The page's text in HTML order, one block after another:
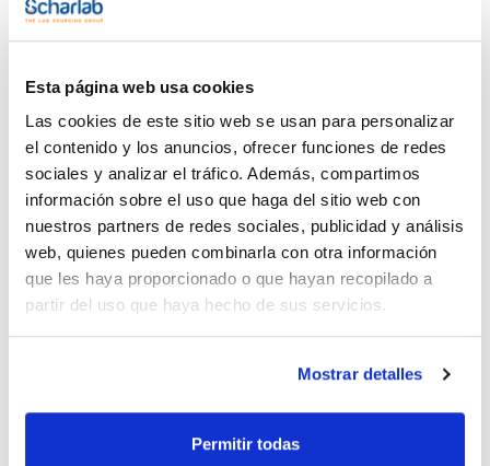
Esta página web usa cookies
Las cookies de este sitio web se usan para personalizar
el contenido y los anuncios, ofrecer funciones de redes
sociales y analizar el tráfico. Además, compartimos
información sobre el uso que haga del sitio web con
nuestros partners de redes sociales, publicidad y análisis
web, quienes pueden combinarla con otra información
que les haya proporcionado o que hayan recopilado a
partir del uso que haya hecho de sus servicios.
Mostrar detalles
Permitir todas
Medio sólido para la detección y aislamiento de
Alicyclobacillus en jugos de frutas y otros alimentos ácidos,
según el Método nº 12 de la Norma IFU.
HCl 1N.
Sinónimos: YSG AGAR
Documentación técnica
TDS / Ficha técnica
Regístrate para
descargas
COA
Regístrate para
descargas
SDS/ Hoja de seguridad
Regístrate para
descargas